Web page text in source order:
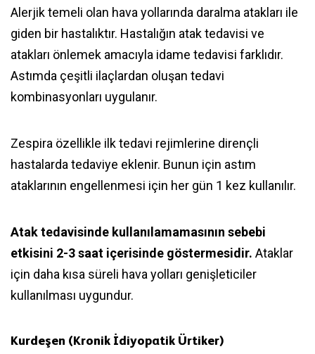
Alerjik temeli olan hava yollarında daralma atakları ile
giden bir hastalıktır. Hastalığın atak tedavisi ve
atakları önlemek amacıyla idame tedavisi farklıdır.
Astımda çeşitli ilaçlardan oluşan tedavi
kombinasyonları uygulanır.
Zespira özellikle ilk tedavi rejimlerine dirençli
hastalarda tedaviye eklenir. Bunun için astım
ataklarının engellenmesi için her gün 1 kez kullanılır.
Atak tedavisinde kullanılamamasının sebebi
etkisini 2-3 saat içerisinde göstermesidir. Ataklar
için daha kısa süreli hava yolları genişleticiler
kullanılması uygundur.
Kurdeşen (Kronik İdiyopatik Ürtiker)